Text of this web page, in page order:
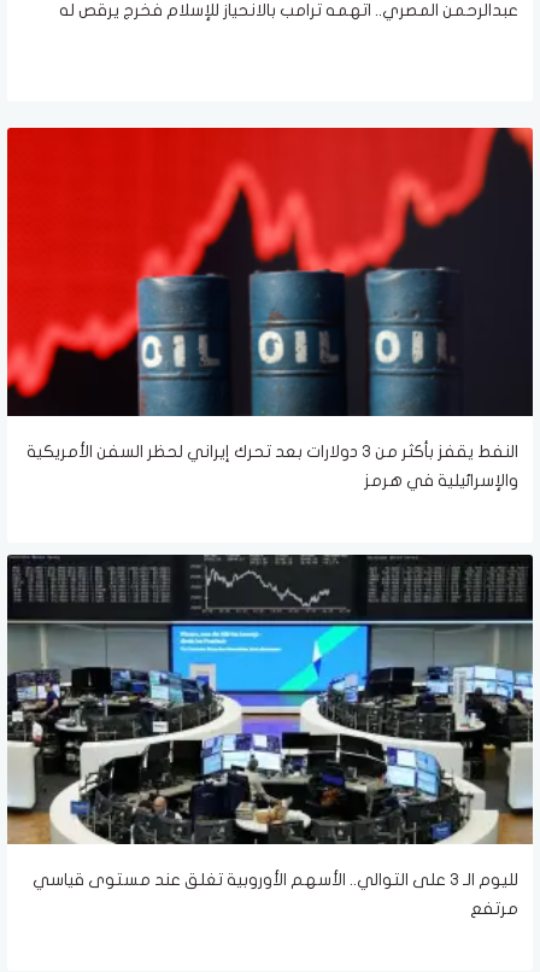
عبدالرحمن المصري.. اتهمه ترامب بالانحياز للإسلام فخرج يرقص له
النفط يقفز بأكثر من 3 دولارات بعد تحرك إيراني لحظر السفن الأمريكية
والإسرائيلية في هرمز
لليوم الـ 3 على التوالي.. الأسهم الأوروبية تغلق عند مستوى قياسي
مرتفع